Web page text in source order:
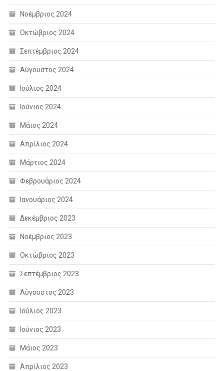
Νοέμβριος 2024
Οκτώβριος 2024
Σεπτέμβριος 2024
Αύγουστος 2024
Ιούλιος 2024
Ιούνιος 2024
Μάιος 2024
Απρίλιος 2024
Μάρτιος 2024
Φεβρουάριος 2024
Ιανουάριος 2024
Δεκέμβριος 2023
Νοέμβριος 2023
Οκτώβριος 2023
Σεπτέμβριος 2023
Αύγουστος 2023
Ιούλιος 2023
Ιούνιος 2023
Μάιος 2023
Απρίλιος 2023